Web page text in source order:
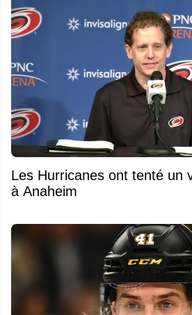
Les Hurricanes ont tenté un
à Anaheim